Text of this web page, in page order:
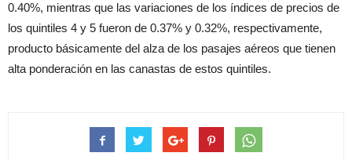
0.40%, mientras que las variaciones de los índices de precios de
los quintiles 4 y 5 fueron de 0.37% y 0.32%, respectivamente,
producto básicamente del alza de los pasajes aéreos que tienen
alta ponderación en las canastas de estos quintiles.